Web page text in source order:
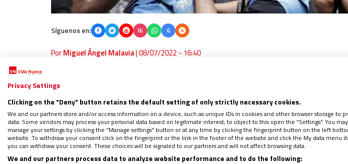
Síguenos en: IG G
PorMiguel Ángel Malavia|08/07/2022 - 16:40
El de ayer, jueves 7 de julio, tenía que haber sido un momento
celebración, tras dos años de espera por la pandemia, de la procesión de
empañada por el boicot violento de colectivos abertzales, quienes
con el santo e increparon y zarandearon a varias de las autoridades
pertenencia a Navarra Suma. En especial, el gran afectado fue el
dicha formación.
Privacy Settings
Clicking on the "Deny" button retains the default setting of only strictly necessary cookies.
We and our partners store and/or access information on a device, such as unique IDs in cookies and other browser storage to
data. Some vendors may process your personal data based on legitimate interest, to object to this open the "Settings". You
manage your settings by clicking the "Manage settings" button or at any time by clicking the fingerprint button on the left
website. To withdraw your consent click on the fingerprint or the link in the footer of the website and click the My data menu
you can withdraw your consent. These choices will be signaled to our partners and will not affect browsing data.
We and our partners process data to analyze website performance and to do the following: